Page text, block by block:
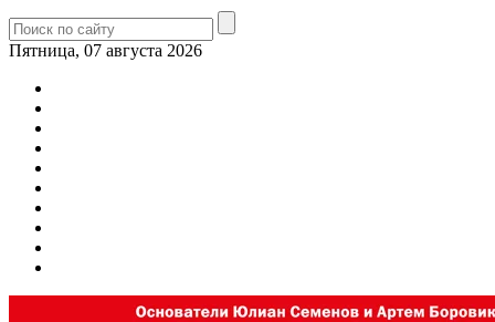
Пятница, 07 августа 2026